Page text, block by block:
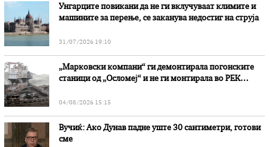
Унгарците повикани да не ги вклучуваат климите и
машините за перење, се заканува недостиг на струја
31/07/2026 19:10
„Марковски компани“ ги демонтирала погонските
станици од „Осломеј“ и не ги монтирала во РЕК
04/08/2026 15:15
Вучиќ: Ако Дунав падне уште 30 сантиметри, готови
сме